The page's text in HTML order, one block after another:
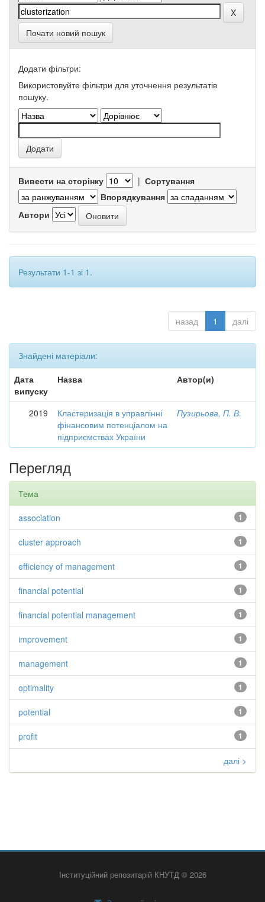
Почати новий пошук
Додати фільтри:
Використовуйте фільтри для уточнення результатів
пошуку.
Вивести на сторінку | Сортування
Впорядкування
Автори
Результати 1-1 зі 1.
назад 1 далі
Знайдені матеріали:
Дата
випуску
Назва Автор(и)
2019
Кластеризація в управлінні
фінансовим потенціалом на
підприємствах України
Пузирьова, П. В.
Перегляд
Тема
1
association
1
cluster approach
1
efficiency of management
1
financial potential
1
financial potential management
1
improvement
1
management
1
optimality
1
potential
1
profit
далі >
Інституційний репозитарій КНУТД © 2026